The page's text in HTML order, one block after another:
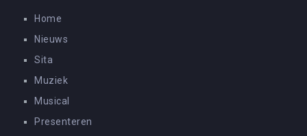
Home
Nieuws
Sita
Muziek
Musical
Presenteren